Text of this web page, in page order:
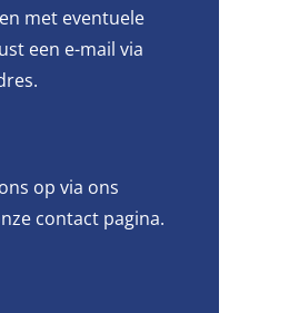
met eventuele
een e-mail via
op via ons
contact pagina.